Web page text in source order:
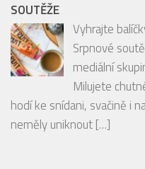
SOUTĚŽE
Vyhrajte
Srpnové
mediální
Milujete
hodí ke snídani, svačině i
neměly uniknout[…]